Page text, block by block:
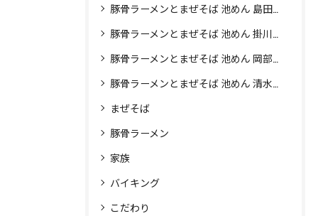
豚骨ラーメンとまぜそば 池めん 島田店
豚骨ラーメンとまぜそば 池めん 掛川店
豚骨ラーメンとまぜそば 池めん 岡部店
豚骨ラーメンとまぜそば 池めん 清水町店
まぜそば
豚骨ラーメン
家族
バイキング
こだわり